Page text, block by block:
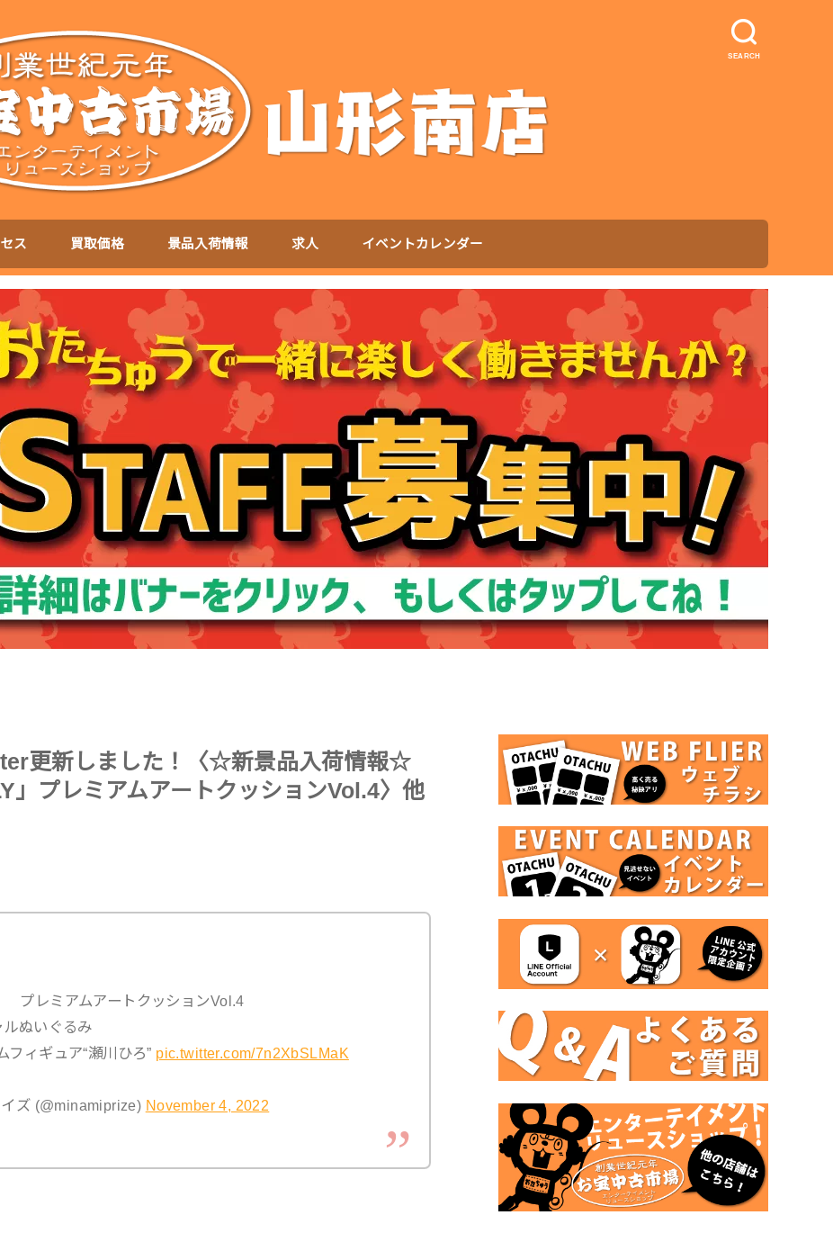
SEARCH
ス 買取価格 景品入荷情報 求人 イベントカレンダー
更新しました！〈☆新景品入荷情報☆
」プレミアムアートクッションVol.4〉他
プレミアムアートクッションVol.4
ぬいぐるみ
ィギュア“瀬川ひろ” pic.twitter.com/7n2XbSLMaK
ズ (@minamiprize) November 4, 2022